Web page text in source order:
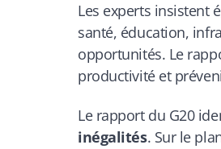
Les experts insistent
santé, éducation,
opportunités. Le
productivité et
Le rapport du G20
inégalités. Sur le